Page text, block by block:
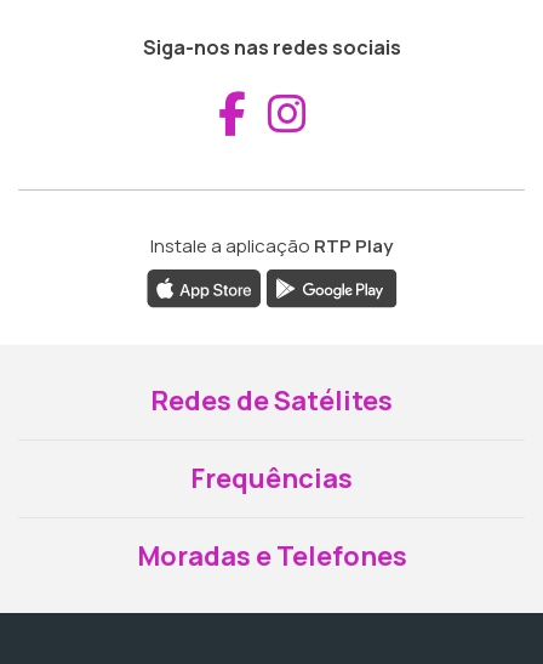
Siga-nos nas redes sociais
Aceder ao
Instale a aplicação RTP Play
Redes de Satélites
Frequências
Moradas e Telefones